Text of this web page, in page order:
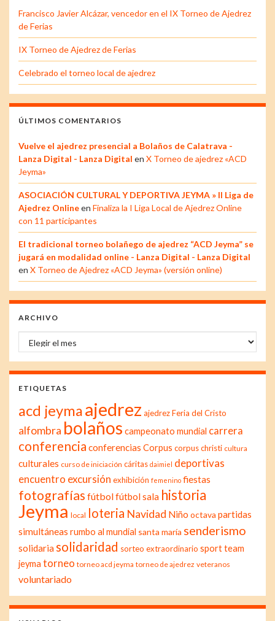
Francisco Javier Alcázar, vencedor en el IX Torneo de Ajedrez
de Ferias
IX Torneo de Ajedrez de Ferias
Celebrado el torneo local de ajedrez
ÚLTIMOS COMENTARIOS
Vuelve el ajedrez presencial a Bolaños de Calatrava -
Lanza Digital - Lanza Digital en X Torneo de ajedrez «ACD
Jeyma»
ASOCIACIÓN CULTURAL Y DEPORTIVA JEYMA » II Liga de
Ajedrez Onlineen Finaliza la I Liga Local de Ajedrez Online
con 11 participantes
El tradicional torneo bolañego de ajedrez “ACD Jeyma” se
jugará en modalidad online - Lanza Digital - Lanza Digital
en X Torneo de Ajedrez «ACD Jeyma» (versión online)
ARCHIVO
Archivo
ETIQUETAS
acd jeymaajedrez ajedrez Feria del Cristo
alfombra bolaños campeonato mundial carrera
conferencia conferencias Corpus corpus christi cultura
culturales curso de iniciación cáritas daimiel deportivas
encuentro excursión exhibición femenino fiestas
fotografías fútbolfútbol sala historia
Jeyma local loteria Navidad Niño octava partidas
simultáneas rumbo al mundial santa maría senderismo
solidaria solidaridad sorteo extraordinario sport team
jeyma torneo torneo acd jeyma torneo de ajedrez veteranos
voluntariado